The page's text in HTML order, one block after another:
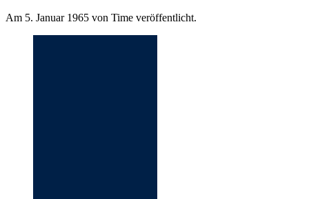
Am 5. Januar 1965 von Time veröffentlicht.